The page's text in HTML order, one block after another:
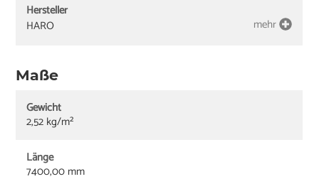
Hersteller
HARO
mehr
Maße
Gewicht
2,52 kg/m²
Länge
7400,00 mm